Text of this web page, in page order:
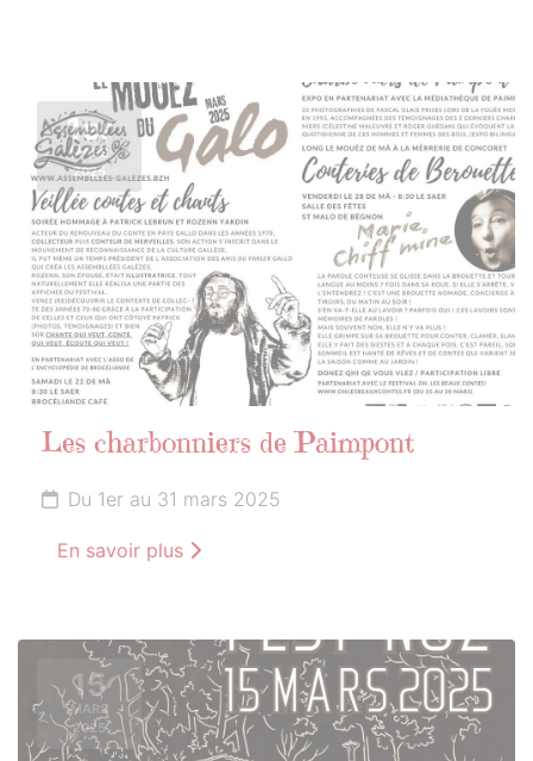
1er
MARS
2025
Les charbonniers de Paimpont
Du 1er au 31 mars 2025
En savoir plus
15
MARS
2025